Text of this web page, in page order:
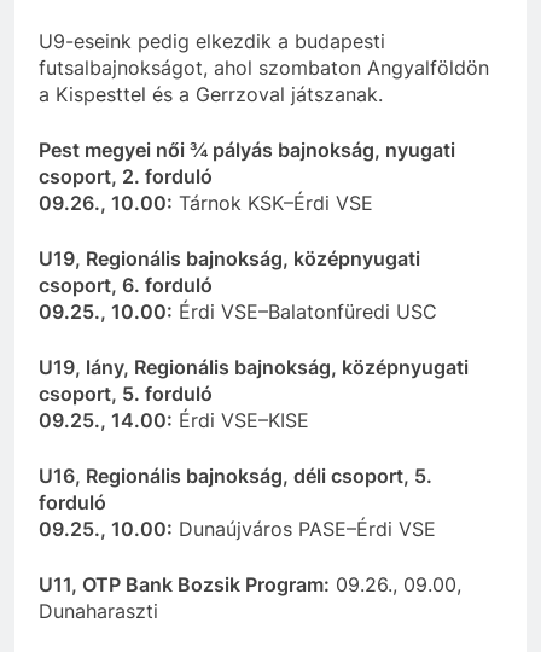
U9-eseink pedig elkezdik a budapesti
futsalbajnokságot, ahol szombaton Angyalföldön
a Kispesttel és a Gerrzoval játszanak.
Pest megyei női ¾ pályás bajnokság, nyugati
csoport, 2. forduló
09.26., 10.00: Tárnok KSK–Érdi VSE
U19, Regionális bajnokság, középnyugati
csoport, 6. forduló
09.25., 10.00: Érdi VSE–Balatonfüredi USC
U19, lány, Regionális bajnokság, középnyugati
csoport, 5. forduló
09.25., 14.00: Érdi VSE–KISE
U16, Regionális bajnokság, déli csoport, 5.
forduló
09.25., 10.00: Dunaújváros PASE–Érdi VSE
U11, OTP Bank Bozsik Program: 09.26., 09.00,
Dunaharaszti